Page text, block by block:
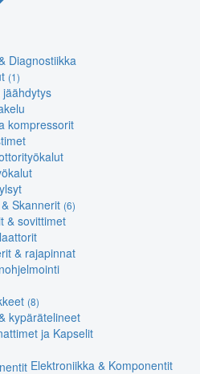
Diagnostiikka
(1)
kompressorit
Skannerit (6)
& sovittimet
& rajapinnat
(8)
kypärätelineet
ja Kapselit
Elektroniikka & Komponentit